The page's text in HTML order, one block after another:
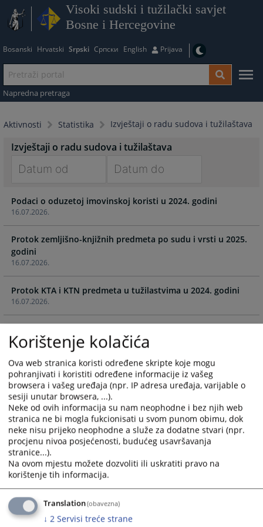
Visoki sudski i tužilački savjet
Bosne i Hercegovine
Bosanski Hrvatski Srpski Српски English Prijava
Napredna pretraga
Aktivnosti Statistika Izvještaji o radu sudova i tužilaštava
Izvještaji o radu sudova i tužilaštava
forward
to
interact
with
the
calendar
and
select
a
date.
the
question
mark
key
to
get
the
keyboard
shortcuts
for
changing
dates.
forward
interact
with
and
select
date.
the
question
mark
key
to
get
the
keyboard
shortcuts
for
dates.
16.07.2026.
Podaci o oduzetoj imovinskoj koristi u 2024. godini
16.07.2026.
Protok zemljišno-knjižnih predmeta po sudu i vrsti u 2025.
godini
16.07.2026.
Protok KTA i KTN predmeta u tužilastvima u 2024. godini
16.07.2026.
16.07.2026.
Protok zemljišno-knjižnih predmeta po sudu i vrsti u 2024.
godini
16.07.2026.
Protok predmeta registracije po sudu i vrsti u 2025. godini
16.07.2026.
Podaci o oduzetoj imovinskoj koristi u 2025. godini
16.07.2026.
Protok KTA i KTN predmeta u tužilastvima u 2025. godini
Korištenje kolačića
Ova web stranica koristi određene skripte koje mogu
pohranjivati i koristiti određene informacije iz vašeg
browsera i vašeg uređaja (npr. IP adresa uređaja, varijable o
sesiji unutar browsera, ...).
Neke od ovih informacija su nam neophodne i bez njih web
stranica ne bi mogla fukcionisati u svom punom obimu, dok
neke nisu prijeko neophodne a služe za dodatne stvari (npr.
procjenu nivoa posjećenosti, budućeg usavršavanja
stranice...).
Na ovom mjestu možete dozvoliti ili uskratiti pravo na
korištenje tih informacija.
Translation(obavezna)
↓ 2 Servisi treće strane